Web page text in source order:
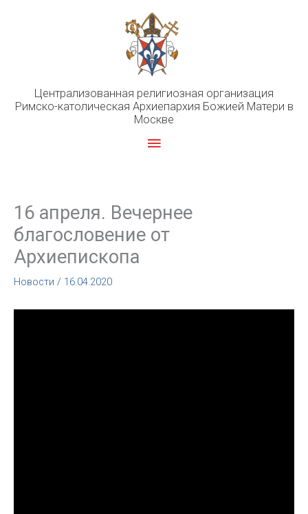
Централизованная религиозная организация
Римско-католическая Архиепархия Божией Матери в
Москве
Главное
16 апреля. Вечернее
благословение от
Архиепископа
Новости / 16.04.2020